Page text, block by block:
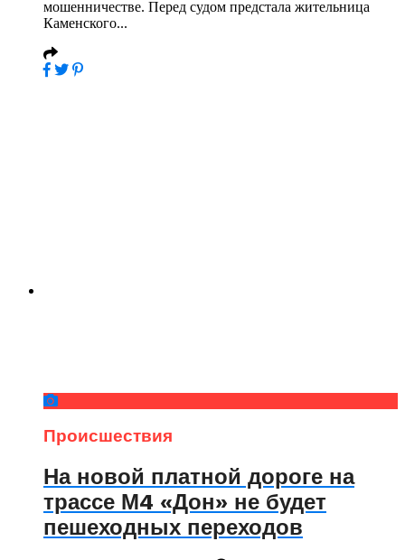
мошенничестве. Перед судом предстала жительница
Каменского...
Происшествия
На новой платной дороге на
трассе М4 «Дон» не будет
пешеходных переходов